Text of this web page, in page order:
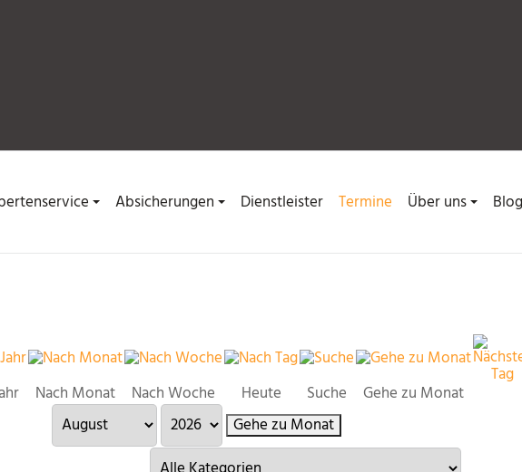
Absicherungen Dienstleister Termine Über uns Blog
Nach Monat Nach Woche Heute Suche
Gehe zu Monat
Gehe zu Monat
Eine Kategorie auswählen um die Liste zu filtern